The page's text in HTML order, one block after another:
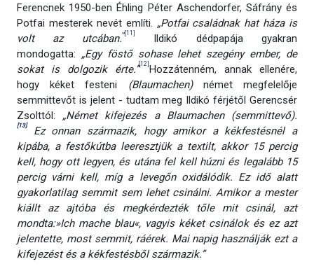
Ferencnek 1950-ben Éhling Péter Aschendorfer, Sáfrány és
Potfai mesterek nevét említi. „Potfai családnak hat háza is
volt az utcában.”[11]
Ildikó dédpapája gyakran
mondogatta: „Egy föstő sohase lehet szegény ember, de
sokat is dolgozik érte.”[12] Hozzátenném, annak ellenére,
hogy kéket festeni (Blaumachen)német megfelelője
semmittevőt is jelent - tudtam meg Ildikó férjétől Gerencsér
Zsolttól: „Német kifejezés a Blaumachen (semmittevő).
[13]Ez onnan származik, hogy amikor a kékfestésnél a
kipába, a festőkútba leeresztjük a textilt, akkor 15 percig
kell, hogy ott legyen, és utána fel kell húzni és legalább 15
percig várni kell, míg a levegőn oxidálódik. Ez idő alatt
gyakorlatilag semmit sem lehet csinálni. Amikor a mester
kiállt az ajtóba és megkérdezték tőle mit csinál, azt
mondta:»Ich mache blau«, vagyis kéket csinálok és ez azt
jelentette, most semmit, ráérek. Mai napig használják ezt a
kifejezést és a kékfestésből származik.”